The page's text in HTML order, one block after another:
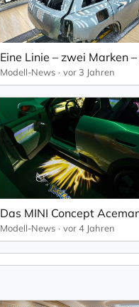
Modell-News vor 3 Jahren
Modell-News vor 4 Jahren